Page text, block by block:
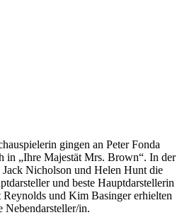
gingen an Peter Fonda
in „Ihre Majestät Mrs. Brown“. In der
Nicholson und Helen Hunt die
und beste Hauptdarstellerin
Reynolds und Kim Basinger erhielten
Nebendarsteller/in.